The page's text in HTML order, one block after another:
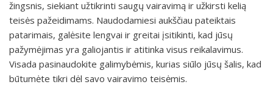
žingsnis, siekiant užtikrinti saugų vairavimą ir užkirsti kelią
teisės pažeidimams. Naudodamiesi aukščiau pateiktais
patarimais, galėsite lengvai ir greitai įsitikinti, kad jūsų
pažymėjimas yra galiojantis ir atitinka visus reikalavimus.
Visada pasinaudokite galimybėmis, kurias siūlo jūsų šalis, kad
būtumėte tikri dėl savo vairavimo teisėmis.